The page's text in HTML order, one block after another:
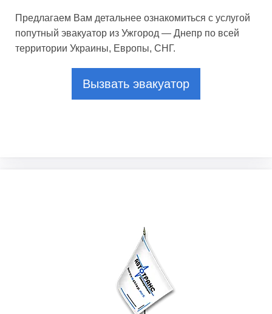
Предлагаем Вам детальнее ознакомиться с услугой
попутный эвакуатор из Ужгород — Днепр по всей
территории Украины, Европы, СНГ.
Вызвать эвакуатор